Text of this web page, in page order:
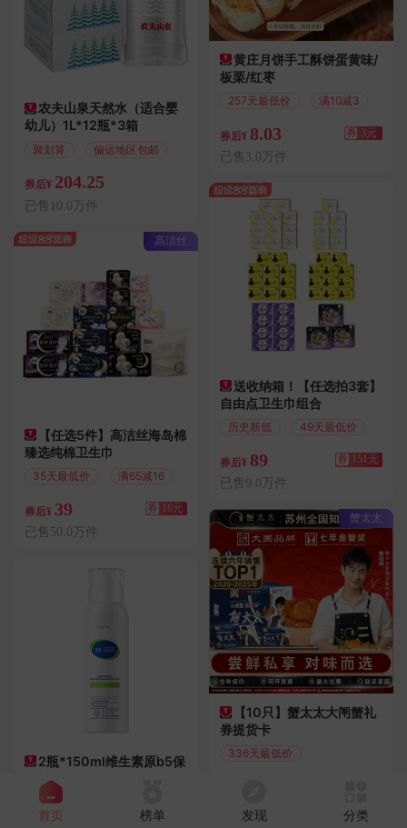
农夫山泉天然水（适合婴
幼儿）1L*12瓶*3箱
聚划算 偏远地区包邮
券后¥ 204.25
已售10.0万件
高洁丝
【任选5件】高洁丝海岛棉
臻选纯棉卫生巾
35天最低价 满65减16
券后¥ 39 券 16元
已售50.0万件
2瓶*150ml维生素原b5保
湿补水
运费险
七天无理由退换
黄庄月饼手工酥饼蛋黄味/
板栗/红枣
257天最低价 满10减3
券后¥ 8.03 券 3元
已售3.0万件
送收纳箱！【任选拍3套】
自由点卫生巾组合
历史新低 49天最低价
券后¥ 89 券 151元
已售9.0万件
蟹太太
【10只】蟹太太大闸蟹礼
券提货卡
336天最低价
已售1.0万件
首页 榜单 发现 分类